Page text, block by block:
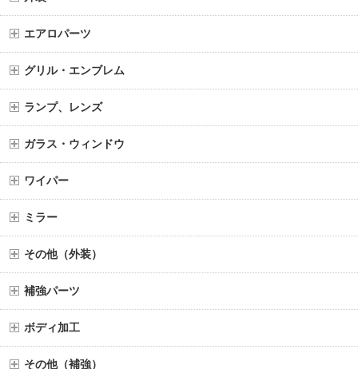
エアロパーツ
グリル・エンブレム
ランプ、レンズ
ガラス・ウィンドウ
ワイパー
ミラー
その他（外装）
補強パーツ
ボディ加工
その他（補強）